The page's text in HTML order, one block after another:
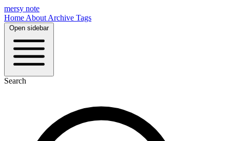
mersy note
Home About Archive Tags
Open sidebar
Search